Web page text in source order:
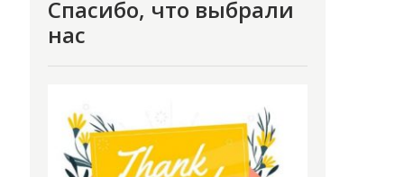
Спасибо, что выбрали
нас